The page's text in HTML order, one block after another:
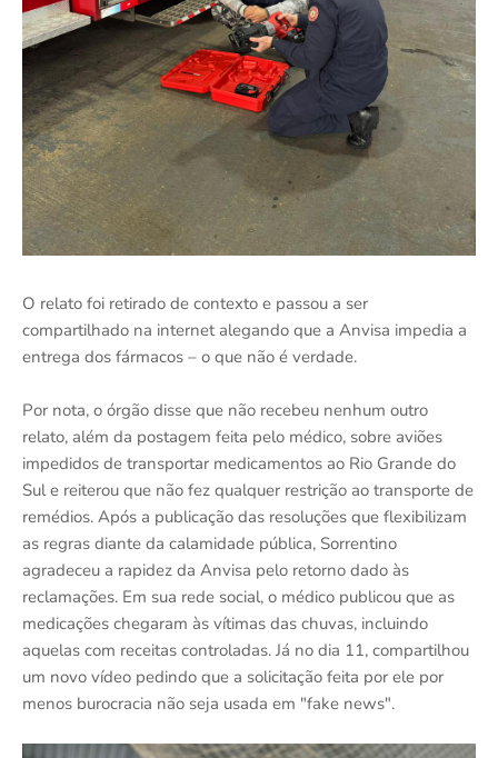
O relato foi retirado de contexto e passou a ser
compartilhado na internet alegando que a Anvisa impedia a
entrega dos fármacos – o que não é verdade.
Por nota, o órgão disse que não recebeu nenhum outro
relato, além da postagem feita pelo médico, sobre aviões
impedidos de transportar medicamentos ao Rio Grande do
Sul e reiterou que não fez qualquer restrição ao transporte de
remédios. Após a publicação das resoluções que flexibilizam
as regras diante da calamidade pública, Sorrentino
agradeceu a rapidez da Anvisa pelo retorno dado às
reclamações. Em sua rede social, o médico publicou que as
medicações chegaram às vítimas das chuvas, incluindo
aquelas com receitas controladas. Já no dia 11, compartilhou
um novo vídeo pedindo que a solicitação feita por ele por
menos burocracia não seja usada em "fake news".